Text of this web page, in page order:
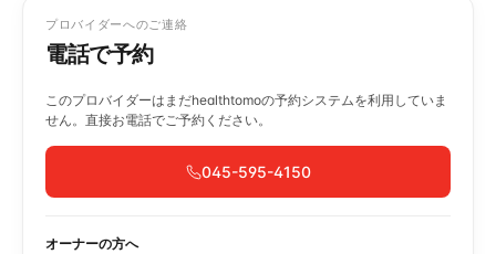
プロバイダーへのご連絡
電話で予約
このプロバイダーはまだhealthtomoの予約システムを利用していま
せん。直接お電話でご予約ください。
045-595-4150
オーナーの方へ